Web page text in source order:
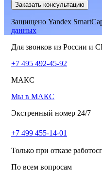
Заказать консультацию
Защищено Yandex
данных
Для звонков из России и
+7 495 492-45-92
МАКС
Мы в МАКС
Экстренный номер 24/7
+7 499 455-14-01
Только при отказе
По всем вопросам